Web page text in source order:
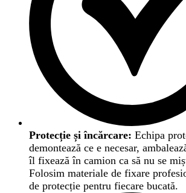
Protecție și încărcare: Echipa
demontează ce e necesar,
îl fixează în camion ca să nu se
Folosim materiale de fixare
de protecție pentru fiecare bucată.